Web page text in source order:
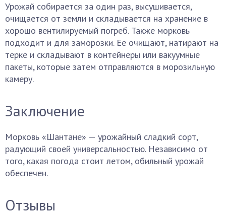
Урожай собирается за один раз, высушивается,
очищается от земли и складывается на хранение в
хорошо вентилируемый погреб. Также морковь
подходит и для заморозки. Ее очищают, натирают на
терке и складывают в контейнеры или вакуумные
пакеты, которые затем отправляются в морозильную
камеру.
Заключение
Морковь «Шантане» — урожайный сладкий сорт,
радующий своей универсальностью. Независимо от
того, какая погода стоит летом, обильный урожай
обеспечен.
Отзывы